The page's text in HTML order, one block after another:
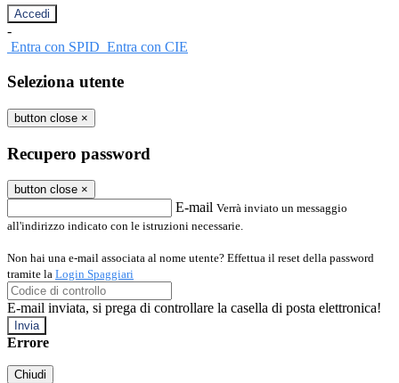
-
Entra con SPID Entra con CIE
Seleziona utente
button close ×
Recupero password
button close ×
E-mail Verrà inviato un messaggio
all'indirizzo indicato con le istruzioni necessarie.
Non hai una e-mail associata al nome utente? Effettua il reset della password
tramite la Login Spaggiari
E-mail inviata, si prega di controllare la casella di posta elettronica!
Errore
Chiudi